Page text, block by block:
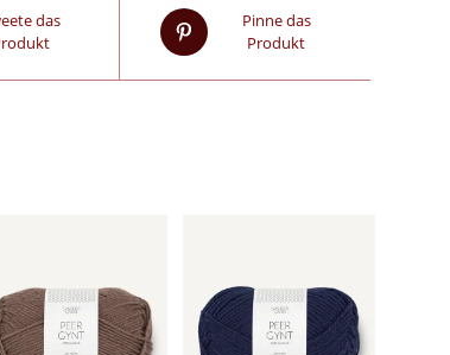
das
Pinne das
Produkt